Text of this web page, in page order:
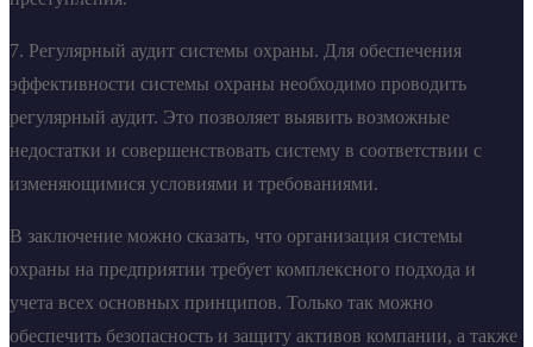
7. Регулярный аудит системы охраны. Для обеспечения
эффективности системы охраны необходимо проводить
регулярный аудит. Это позволяет выявить возможные
недостатки и совершенствовать систему в соответствии с
изменяющимися условиями и требованиями.
В заключение можно сказать, что организация системы
охраны на предприятии требует комплексного подхода и
учета всех основных принципов. Только так можно
обеспечить безопасность и защиту активов компании, а также